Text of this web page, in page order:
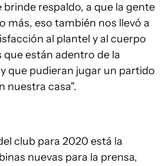
brinde respaldo, a que la gente
más, eso también nos llevó a
al plantel y al cuerpo
están adentro de la
que pudieran jugar un partido
nuestra casa".
club para 2020 está la
nuevas para la prensa,